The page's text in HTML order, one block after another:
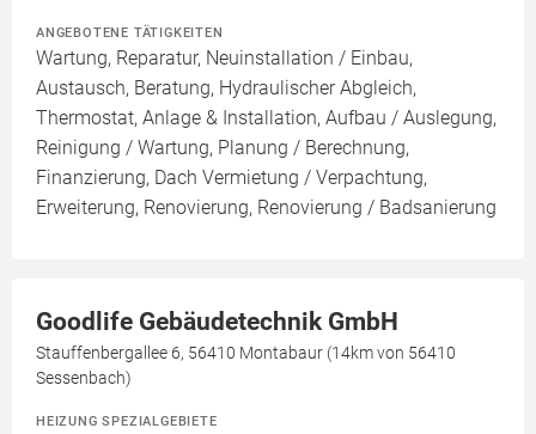
ANGEBOTENE TÄTIGKEITEN
Wartung, Reparatur, Neuinstallation / Einbau,
Austausch, Beratung, Hydraulischer Abgleich,
Thermostat, Anlage & Installation, Aufbau / Auslegung,
Reinigung / Wartung, Planung / Berechnung,
Finanzierung, Dach Vermietung / Verpachtung,
Erweiterung, Renovierung, Renovierung / Badsanierung
Goodlife Gebäudetechnik GmbH
Stauffenbergallee 6, 56410 Montabaur (14km von 56410
Sessenbach)
HEIZUNG SPEZIALGEBIETE